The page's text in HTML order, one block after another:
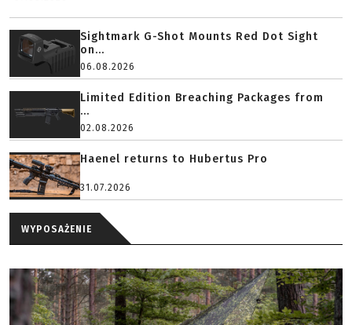
Sightmark G-Shot Mounts Red Dot Sight
on...
06.08.2026
Limited Edition Breaching Packages from
...
02.08.2026
Haenel returns to Hubertus Pro
31.07.2026
WYPOSAŻENIE